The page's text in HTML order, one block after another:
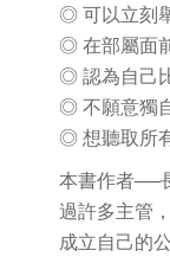
◎ 可以立刻
◎ 在部屬面
◎ 認為自己
◎ 不願意獨
◎ 想聽取所
本書作者──
過許多主管
成立自己的